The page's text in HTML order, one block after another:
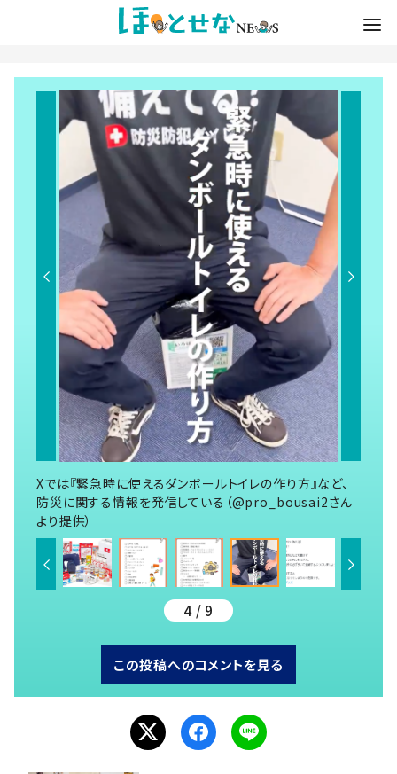
Xでは『緊急時に使えるダンボールトイレの作り方』など、
防災に関する情報を発信している（@pro_bousai2さん
より提供）
4 / 9
この投稿へのコメントを見る